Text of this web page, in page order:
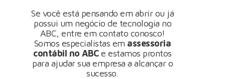
Se você está pensando em abrir ou já
possui um negócio de tecnologia no
ABC, entre em contato conosco!
Somos especialistas em assessoria
contábil no ABCe estamos prontos
para ajudar sua empresa a alcançar o
sucesso.